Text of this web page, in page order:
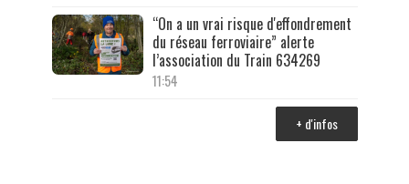
“On a un vrai risque d'effondrement
du réseau ferroviaire” alerte
l’association du Train 634269
11:54
+ d'infos